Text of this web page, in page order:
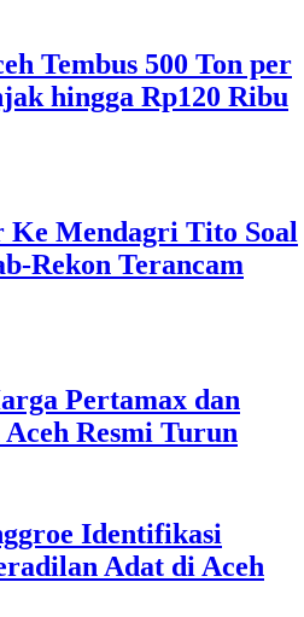
Tembus 500 Ton per
hingga Rp120 Ribu
Ke Mendagri Tito Soal
Rekon Terancam
Pertamax dan
Resmi Turun
Identifikasi
Adat di Aceh